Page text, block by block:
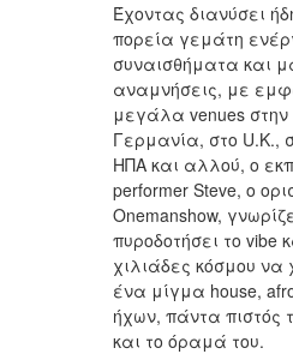
Έχοντας διανύσει
πορεία γεμάτη
συναισθήματα και
αναμνήσεις, με
μεγάλα venues
Γερμανία, στο U.K.,
ΗΠΑ και αλλού, o
performer Steve, ο
Onemanshow,
πυροδοτήσει το vibe
χιλιάδες κόσμου να
ένα μίγμα house,
ήχων, πάντα πιστός
και το όραμά του.